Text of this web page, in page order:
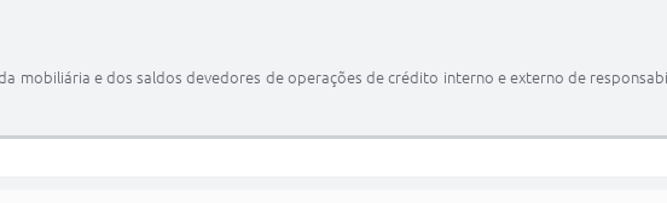
mobiliária e dos saldos devedores de operações de crédito interno e externo de